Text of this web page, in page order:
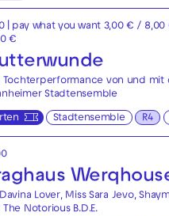
| pay what you want 3,00 € / 8,00
€
Tochterperformance von und mit
Stadtensemble
Stadtensemble R4
Lover, Miss Sara Jevo,
Notorious B.D.E.